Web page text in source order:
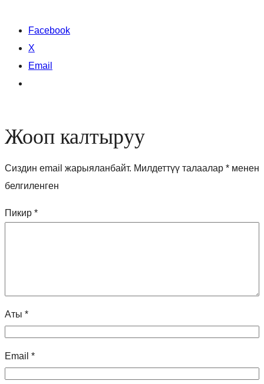
Facebook
X
Email
Жооп калтыруу
Сиздин email жарыяланбайт. Милдеттүү талаалар * менен
белгиленген
Пикир *
Аты *
Email *